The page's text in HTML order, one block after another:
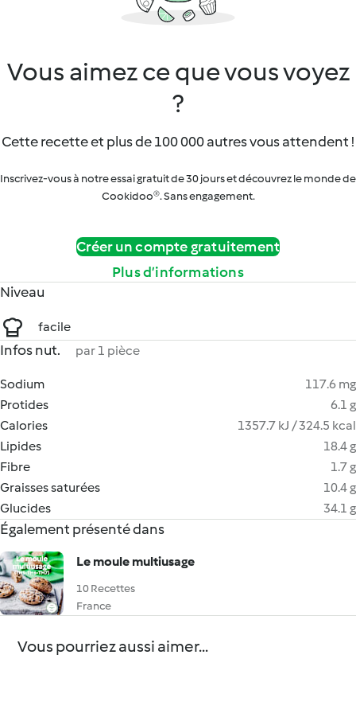
Vous aimez ce que vous voyez
?
Cette recette et plus de 100 000 autres vous attendent !
Inscrivez-vous à notre essai gratuit de 30 jours et découvrez le monde de
Cookidoo®. Sans engagement.
Créer un compte gratuitement
Plus d’informations
Niveau
facile
Infos nut. par 1 pièce
Sodium
117.6 mg
Protides
6.1 g
Calories
1357.7 kJ / 324.5 kcal
Lipides
18.4 g
Fibre
1.7 g
Graisses saturées
10.4 g
Glucides
34.1 g
Également présenté dans
Le moule multiusage
10 Recettes
France
Vous pourriez aussi aimer...